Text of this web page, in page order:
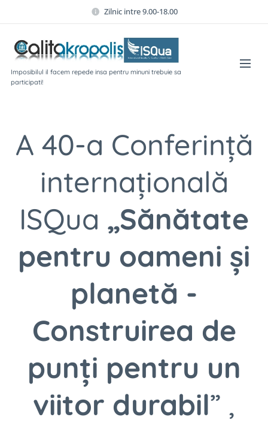
Zilnic intre 9.00-18.00
Imposibilul il facem repede insa pentru minuni trebuie sa
participati!
A 40-a Conferință
internațională
ISQua „Sănătate
pentru oameni și
planetă -
Construirea de
punți pentru un
viitor durabil” ,